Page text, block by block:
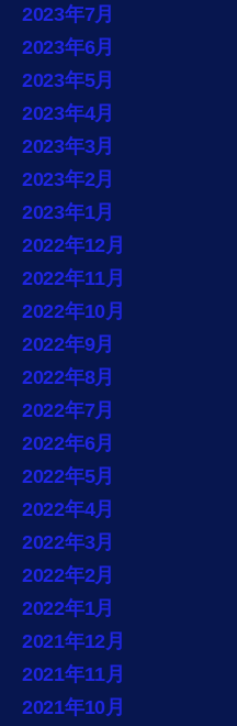
2023年7月
2023年6月
2023年5月
2023年4月
2023年3月
2023年2月
2023年1月
2022年12月
2022年11月
2022年10月
2022年9月
2022年8月
2022年7月
2022年6月
2022年5月
2022年4月
2022年3月
2022年2月
2022年1月
2021年12月
2021年11月
2021年10月